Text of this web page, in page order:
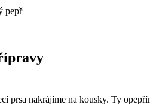
pepř
prsa nakrájíme na kousky. Ty